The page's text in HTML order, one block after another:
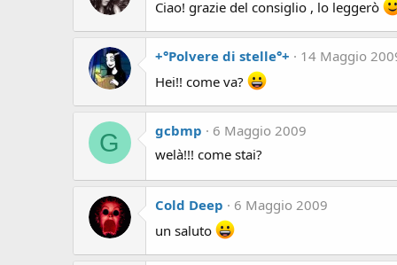
Ciao! grazie del consiglio , lo leggerò
+°Polvere di stelle°+
14 Maggio
Hei!! come va?
G gcbmp
6 Maggio 2009
welà!!! come stai?
Cold Deep
6 Maggio 2009
un saluto